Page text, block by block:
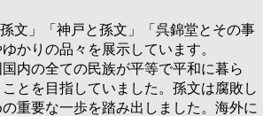
文」「神戸と孫文」「呉錦堂とその事
かりの品々を展示しています。
内の全ての民族が平等で平和に暮ら
とを目指していました。孫文は腐敗し
重要な一歩を踏み出しました。海外に